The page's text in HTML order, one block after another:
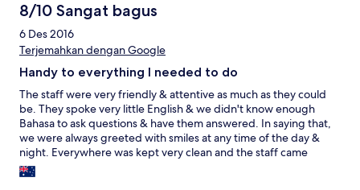
8/10 Sangat bagus
6 Des 2016
Terjemahkan dengan Google
Handy to everything I needed to do
The staff were very friendly & attentive as much as they could
be. They spoke very little English & we didn't know enough
Bahasa to ask questions & have them answered. In saying that,
we were always greeted with smiles at any time of the day &
night. Everywhere was kept very clean and the staff came
across as being very happy to work there which speaks for itself
in how well they all worked. I am looking at returning next year &